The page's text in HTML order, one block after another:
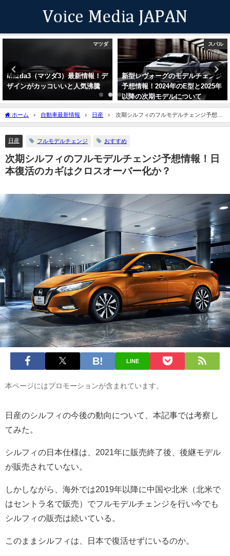
マツダ
Mazda3（マツダ3）最新情報！デ
ザインがカッコいいと人気沸騰
スバル
新型レヴォーグのモデルチェンジ
予想情報！2024年のE型と2025年
以降の次期モデルについて
ホーム 自動車最新情報 日産
次期シルフィのフルモデルチェンジ予想情
報！日本復活のカギはクロスオーバー化か？
日産 フルモデルチェンジ おすすめ
次期シルフィのフルモデルチェンジ予想情報！日
本復活のカギはクロスオーバー化か？
LINE
本ページにはプロモーションが含まれています。
日産のシルフィの今後の動向について、本記事では考察し
てみた。
シルフィの日本仕様は、2021年に販売終了後、後継モデル
が販売されていない。
しかしながら、海外では2019年以降に中国や北米（北米で
はセントラ名で販売）でフルモデルチェンジを行い今でも
シルフィの販売は続いている。
このままシルフィは、日本で復活せずにいるのか。